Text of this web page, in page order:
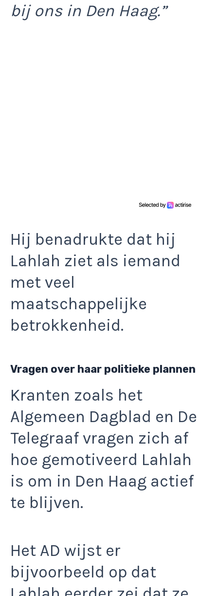
bij ons in Den Haag.”
Hij benadrukte dat hij
Lahlah ziet als iemand
met veel
maatschappelijke
betrokkenheid.
Vragen over haar politieke plannen
Kranten zoals het
Algemeen Dagblad en De
Telegraaf vragen zich af
hoe gemotiveerd Lahlah
is om in Den Haag actief
te blijven.
Het AD wijst er
bijvoorbeeld op dat